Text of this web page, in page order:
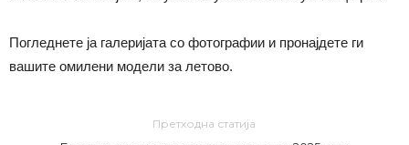
Погледнете ја галеријата со фотографии и пронајдете ги
вашите омилени модели за летово.
Претходна статија